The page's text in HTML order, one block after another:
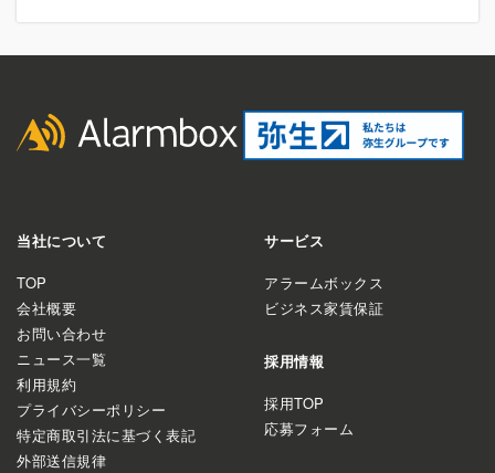
当社について
TOP
会社概要
お問い合わせ
ニュース一覧
利用規約
プライバシーポリシー
特定商取引法に基づく表記
外部送信規律
サービス
アラームボックス
ビジネス家賃保証
採用情報
採用TOP
応募フォーム